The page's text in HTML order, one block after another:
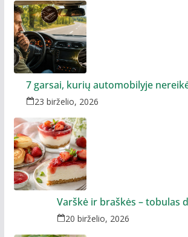
7 garsai, kurių automobilyje
23 birželio, 2026
Varškė ir braškės – tobulas
20 birželio, 2026